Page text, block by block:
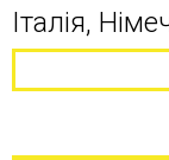
Італія,